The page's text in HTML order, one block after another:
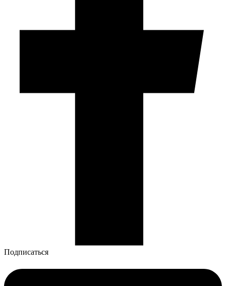
Подписаться